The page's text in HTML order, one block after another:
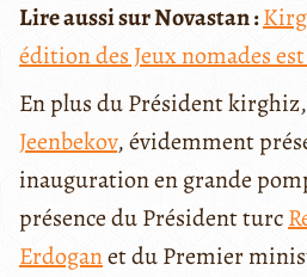
Lire aussi sur Novastan :
édition des Jeux nomades
En plus du Président kirghiz,
Jeenbekov, évidemment
inauguration en grande
présence du Président turc
Erdoganet du Premier